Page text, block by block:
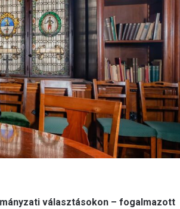
választásokon – fogalmazott